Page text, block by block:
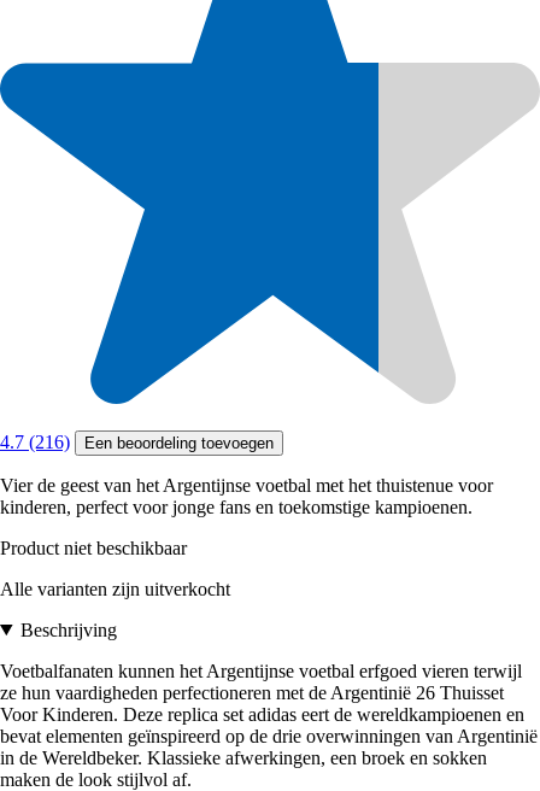
4.7 (216) Een beoordeling toevoegen
Vier de geest van het Argentijnse voetbal met het thuistenue voor
kinderen, perfect voor jonge fans en toekomstige kampioenen.
Product niet beschikbaar
Alle varianten zijn uitverkocht
Beschrijving
Voetbalfanaten kunnen het Argentijnse voetbal erfgoed vieren terwijl
ze hun vaardigheden perfectioneren met de Argentinië 26 Thuisset
Voor Kinderen. Deze replica set adidas eert de wereldkampioenen en
bevat elementen geïnspireerd op de drie overwinningen van Argentinië
in de Wereldbeker. Klassieke afwerkingen, een broek en sokken
maken de look stijlvol af.